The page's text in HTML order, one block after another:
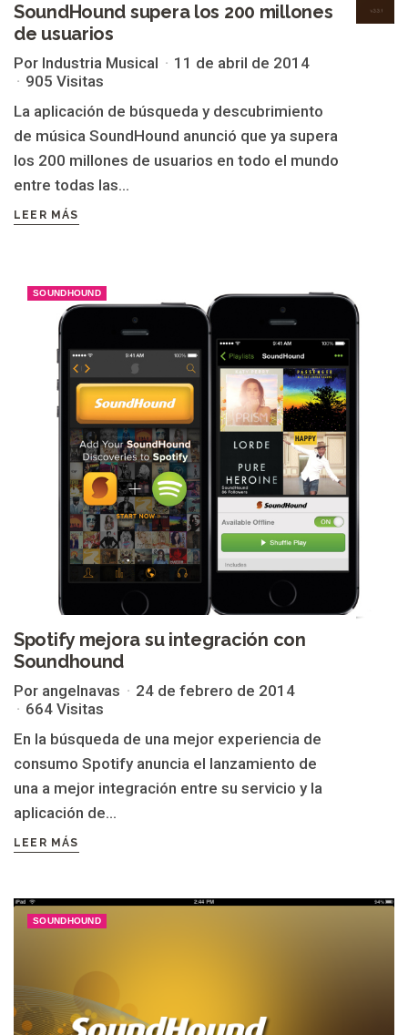
SoundHound supera los 200 millones
de usuarios
Por Industria Musical
11 de abril de 2014
905 Visitas
La aplicación de búsqueda y descubrimiento
de música SoundHound anunció que ya supera
los 200 millones de usuarios en todo el mundo
entre todas las...
LEER MÁS
SOUNDHOUND
Spotify mejora su integración con
Soundhound
Por angelnavas
24 de febrero de 2014
664 Visitas
En la búsqueda de una mejor experiencia de
consumo Spotify anuncia el lanzamiento de
una a mejor integración entre su servicio y la
aplicación de...
LEER MÁS
SOUNDHOUND